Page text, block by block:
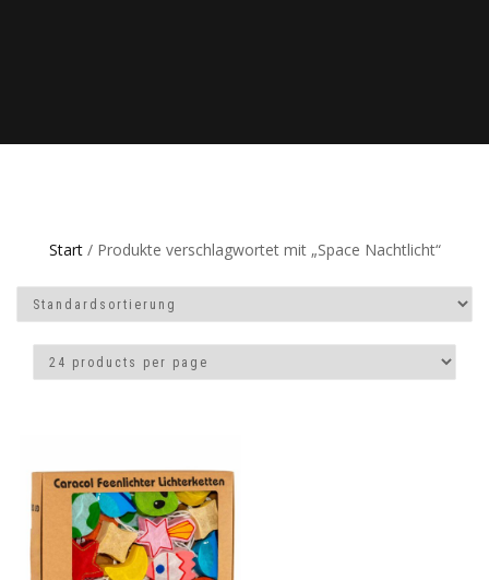
Start/ Produkte verschlagwortet mit „Space Nachtlicht“